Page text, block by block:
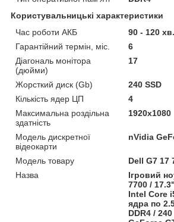
Користувальницькі характеристики
Час роботи АКБ
90 - 120 хв.
Гарантійний термін, міс.
6
Діагональ монітора
(дюйми)
17
Жорсткий диск (Gb)
240 SSD
Кількість ядер ЦП
4
Максимальна роздільна
здатність
1920x1080
Модель дискретної
відеокарти
nVidia
Модель товару
Dell G7 17
Назва
Ігровий
7700 /
Intel Core
ядра по
DDR4 /